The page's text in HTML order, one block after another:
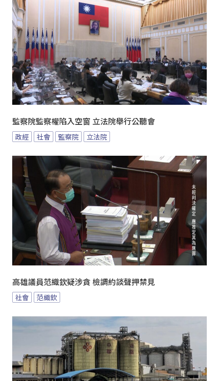
監察院監察權陷入空窗 立法院舉行公聽會
政經 社會 監察院 立法院
高雄議員范織欽疑涉貪 檢調約談聲押禁見
社會 范織欽